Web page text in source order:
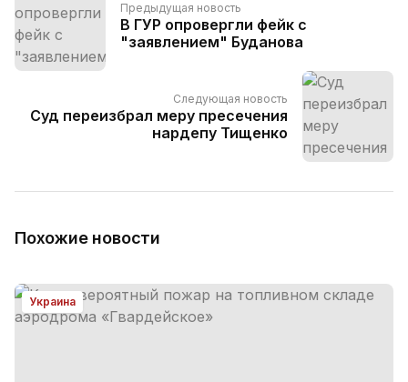
Предыдущая новость
В ГУР опровергли фейк с
"заявлением" Буданова
Следующая новость
Суд переизбрал меру пресечения
нардепу Тищенко
Похожие новости
Украина